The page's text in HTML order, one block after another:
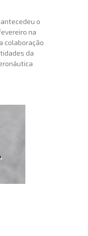
o
na
colaboração
da